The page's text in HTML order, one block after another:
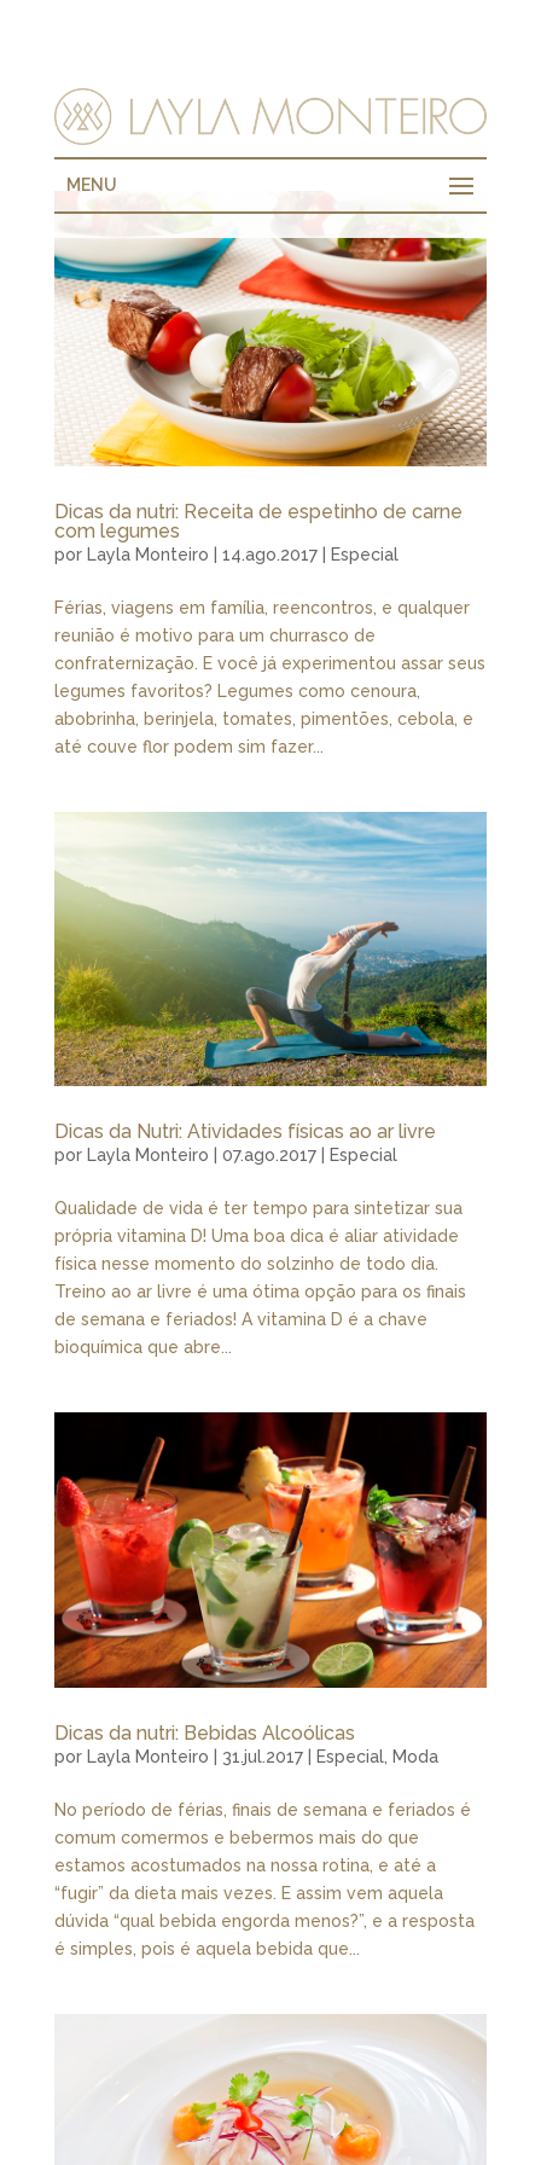
MENU
Dicas da nutri: Receita de espetinho de carne
com legumes
por Layla Monteiro 14.ago.2017| Especial
Férias, viagens em família, reencontros, e qualquer
reunião é motivo para um churrasco de
confraternização. E você já experimentou assar seus
legumes favoritos? Legumes como cenoura,
abobrinha, berinjela, tomates, pimentões, cebola, e
até couve flor podem sim fazer...
Dicas da Nutri: Atividades físicas ao ar livre
por Layla Monteiro 07.ago.2017| Especial
Qualidade de vida é ter tempo para sintetizar sua
própria vitamina D! Uma boa dica é aliar atividade
física nesse momento do solzinho de todo dia.
Treino ao ar livre é uma ótima opção para os finais
de semana e feriados! A vitamina D é a chave
bioquímica que abre...
Dicas da nutri: Bebidas Alcoólicas
por Layla Monteiro 31.jul.2017| Especial, Moda
No período de férias, finais de semana e feriados é
comum comermos e bebermos mais do que
estamos acostumados na nossa rotina, e até a
“fugir” da dieta mais vezes. E assim vem aquela
dúvida “qual bebida engorda menos?”, e a resposta
é simples, pois é aquela bebida que...